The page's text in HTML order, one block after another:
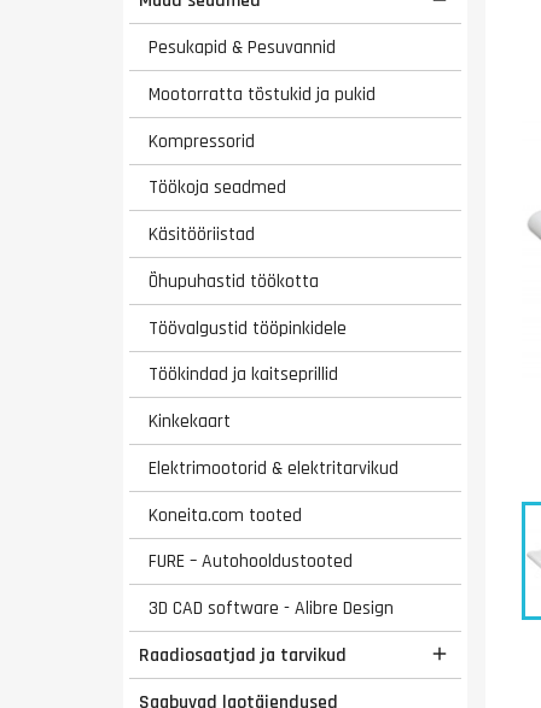
Pesukapid & Pesuvannid
Mootorratta tõstukid ja pukid
Kompressorid
Töökoja seadmed
Käsitööriistad
Õhupuhastid töökotta
Töövalgustid tööpinkidele
Töökindad ja kaitseprillid
Kinkekaart
Elektrimootorid & elektritarvikud
Koneita.com tooted
FURE – Autohooldustooted
3D CAD software - Alibre Design
Raadiosaatjad ja tarvikud

Saabuvad laotäiendused